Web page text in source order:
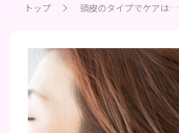
トップ 頭皮のタイプでケアは…